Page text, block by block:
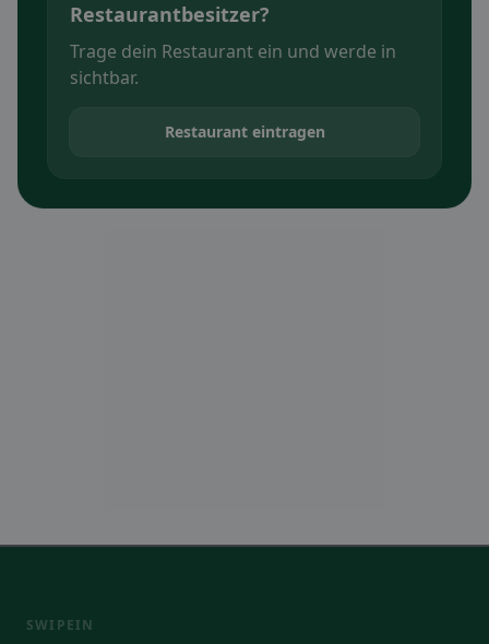
Restaurantbesitzer?
Trage dein Restaurant ein und werde in
sichtbar.
Restaurant eintragen
SWIPEIN